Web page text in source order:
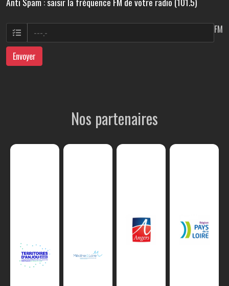
FM
Envoyer
Nos partenaires